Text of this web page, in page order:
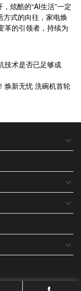
炫酷的“AI生活”一定
方式的向往，家电焕
革的引领者，持续为
技术是否已足够成
焕新无忧 洗碗机首轮